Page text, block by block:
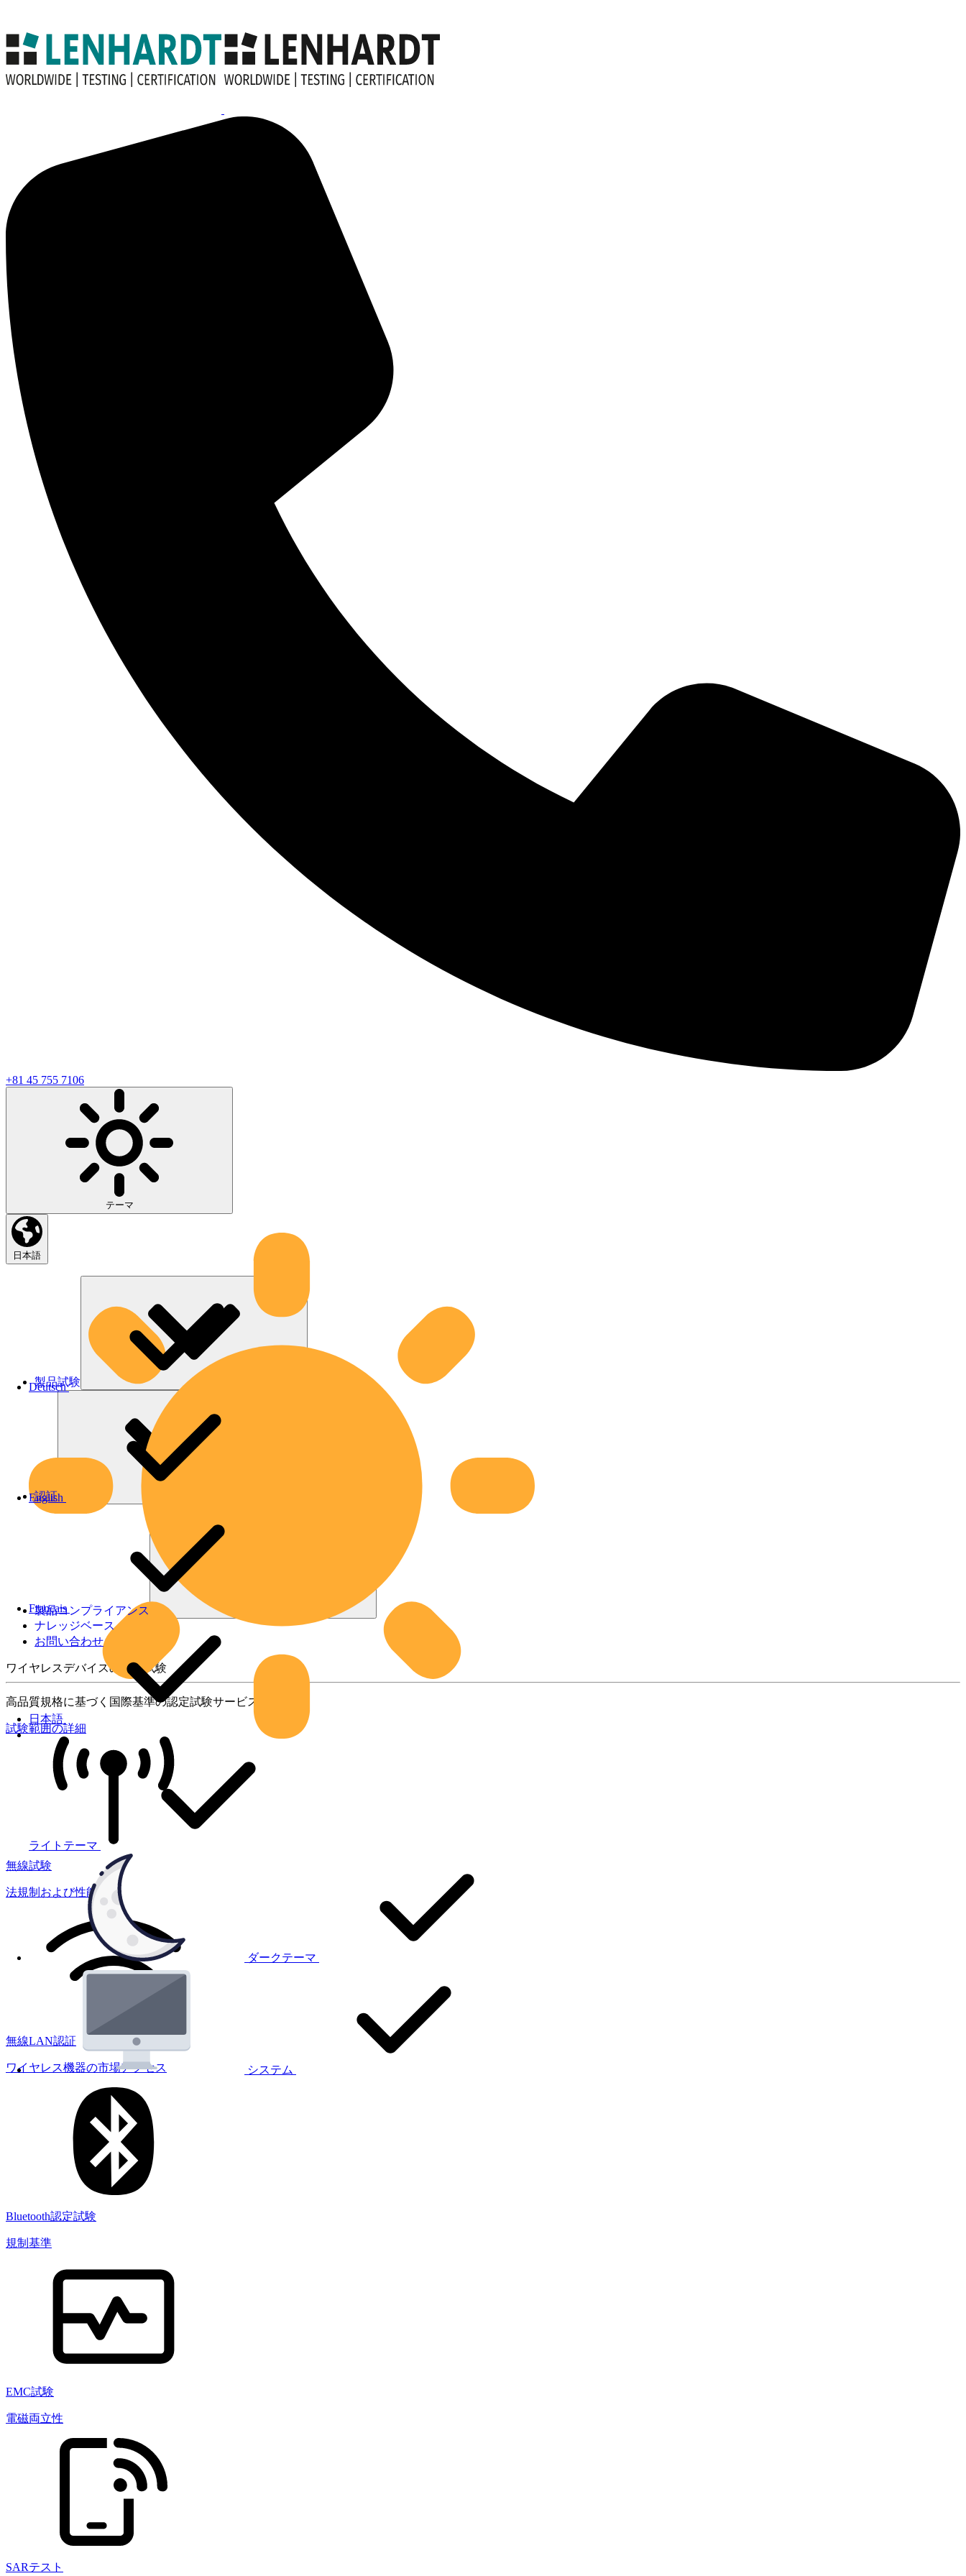
+81 45 755 7106
テーマ
ライトテーマ
ダークテーマ
システム
日本語
Deutsch
English
Français
日本語
製品試験
認証
製品コンプライアンス
ナレッジベース
お問い合わせ
ワイヤレスデバイスの製品試験
高品質規格に基づく国際基準の認定試験サービス
試験範囲の詳細
無線試験
法規制および性能試験
無線LAN認証
ワイヤレス機器の市場アクセス
Bluetooth認定試験
規制基準
EMC試験
電磁両立性
SARテスト